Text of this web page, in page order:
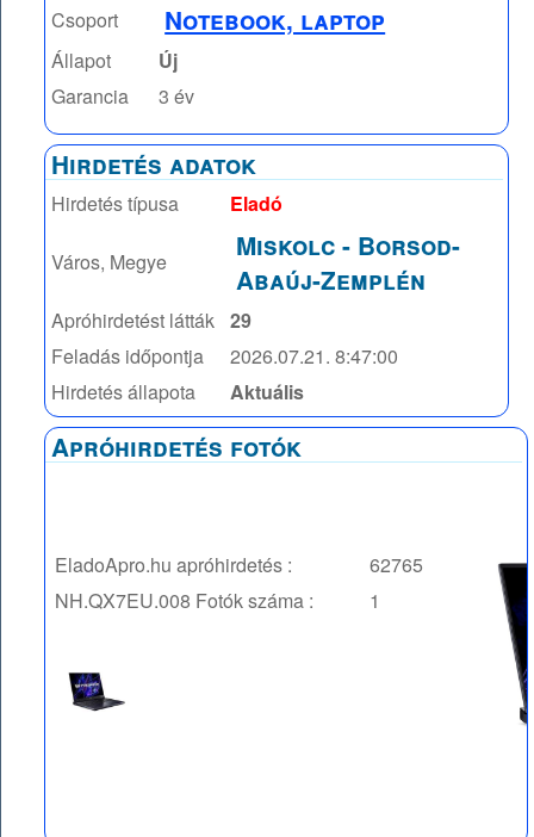
Csoport Notebook, laptop
Állapot
Új
Garancia
3 év
Hirdetés adatok
Hirdetés típusa Eladó
Város, Megye Miskolc- Borsod-
Abaúj-Zemplén
Apróhirdetést látták 29
Feladás időpontja
2026.07.21. 8:47:00
Hirdetés állapota
Aktuális
Apróhirdetés fotók
EladoApro.hu apróhirdetés :
62765
NH.QX7EU.008 Fotók száma : 1